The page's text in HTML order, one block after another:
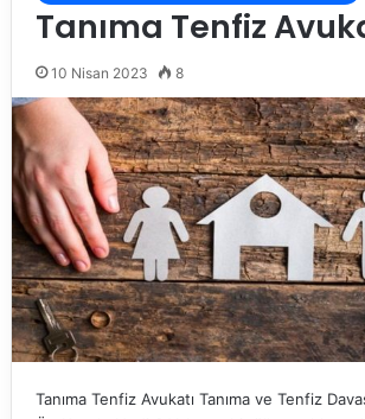
Tanıma Tenfiz
10 Nisan 2023 8
Tanıma Tenfiz Avukatı Tanıma ve Tenfiz